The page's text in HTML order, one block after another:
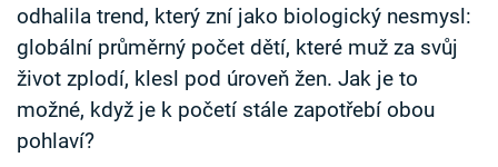
odhalila trend, který zní jako biologický nesmysl:
globální průměrný počet dětí, které muž za svůj
život zplodí, klesl pod úroveň žen. Jak je to
možné, když je k početí stále zapotřebí obou
pohlaví?